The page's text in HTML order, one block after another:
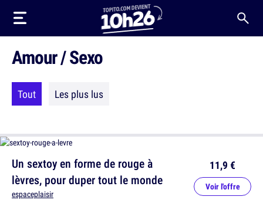
Amour / Sexo
Tout Les plus lus
Un sextoy en forme de rouge à
lèvres, pour duper tout le monde
espaceplaisir
11,9 €
Voir l'offre